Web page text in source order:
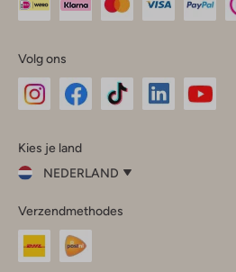
Volg ons
InstagramFacebook
Kies je land
NEDERLAND
je
land
Nederland
Verzendmethodes